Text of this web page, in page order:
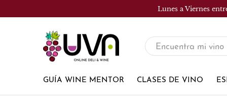
Lunes a Viernes
UVA
Tienda
de
vinos
GUÍA WINE MENTOR CLASES DE VINO